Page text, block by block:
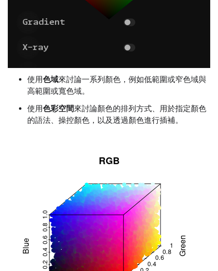
使用色域來討論一系列顏色，例如低範圍或窄色域與
高範圍或寬色域。
使用色彩空間來討論顏色的排列方式、用於指定顏色
的語法、操控顏色，以及透過顏色進行插補。